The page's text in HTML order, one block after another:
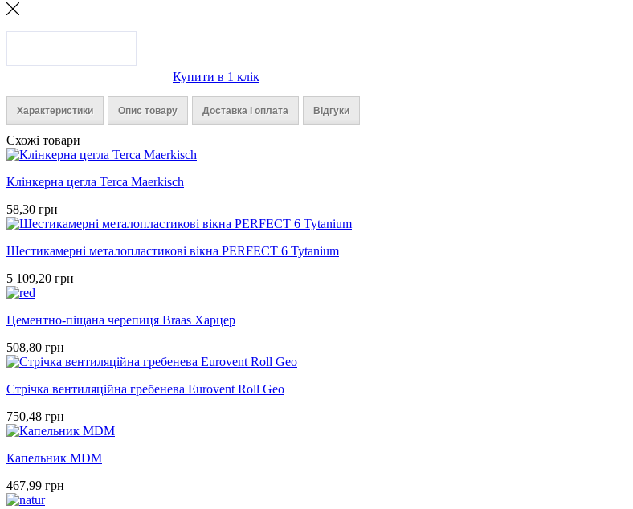
Купити в 1 клік
Характеристики Опис товару Доставка і оплата Відгуки
Схожі товари
Клінкерна цегла Terca Maerkisch
58,30 грн
Шестикамерні металопластикові вікна PERFECT 6 Tytanium
5 109,20 грн
Цементно-піщана черепиця Braas Харцер
508,80 грн
Стрічка вентиляційна гребенева Eurovent Roll Geo
750,48 грн
Капельник MDM
467,99 грн